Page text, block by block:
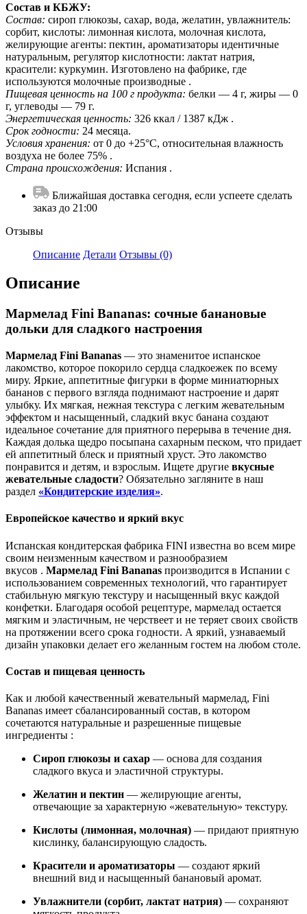
Состав и КБЖУ:
Состав: сироп глюкозы, сахар, вода, желатин, увлажнитель:
сорбит, кислоты: лимонная кислота, молочная кислота,
желирующие агенты: пектин, ароматизаторы идентичные
натуральным, регулятор кислотности: лактат натрия,
красители: куркумин. Изготовлено на фабрике, где
используются молочные производные .
Пищевая ценность на 100 г продукта: белки — 4 г, жиры — 0
г, углеводы — 79 г.
Энергетическая ценность: 326 ккал / 1387 кДж .
Срок годности: 24 месяца.
Условия хранения: от 0 до +25°С, относительная влажность
воздуха не более 75% .
Страна происхождения: Испания .
Ближайшая доставка сегодня, если успеете сделать
заказ до 21:00
Отзывы
Описание Детали Отзывы (0)
Описание
Мармелад Fini Bananas: сочные банановые
дольки для сладкого настроения
Мармелад Fini Bananas — это знаменитое испанское
лакомство, которое покорило сердца сладкоежек по всему
миру. Яркие, аппетитные фигурки в форме миниатюрных
бананов с первого взгляда поднимают настроение и дарят
улыбку. Их мягкая, нежная текстура с легким жевательным
эффектом и насыщенный, сладкий вкус банана создают
идеальное сочетание для приятного перерыва в течение дня.
Каждая долька щедро посыпана сахарным песком, что придает
ей аппетитный блеск и приятный хруст. Это лакомство
понравится и детям, и взрослым. Ищете другие вкусные
жевательные сладости? Обязательно загляните в наш
раздел «Кондитерские изделия».
Европейское качество и яркий вкус
Испанская кондитерская фабрика FINI известна во всем мире
своим неизменным качеством и разнообразием
вкусов . Мармелад Fini Bananas производится в Испании с
использованием современных технологий, что гарантирует
стабильную мягкую текстуру и насыщенный вкус каждой
конфетки. Благодаря особой рецептуре, мармелад остается
мягким и эластичным, не черствеет и не теряет своих свойств
на протяжении всего срока годности. А яркий, узнаваемый
дизайн упаковки делает его желанным гостем на любом столе.
Состав и пищевая ценность
Как и любой качественный жевательный мармелад, Fini
Bananas имеет сбалансированный состав, в котором
сочетаются натуральные и разрешенные пищевые
ингредиенты :
Сироп глюкозы и сахар — основа для создания
сладкого вкуса и эластичной структуры.
Желатин и пектин — желирующие агенты,
отвечающие за характерную «жевательную» текстуру.
Кислоты (лимонная, молочная) — придают приятную
кислинку, балансирующую сладость.
Красители и ароматизаторы — создают яркий
внешний вид и насыщенный банановый аромат.
Увлажнители (сорбит, лактат натрия) — сохраняют